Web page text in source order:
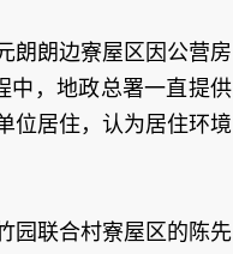
朗朗边寮屋区因公营房
中，地政总署一直提供
位居住，认为居住环境
园联合村寮屋区的陈先